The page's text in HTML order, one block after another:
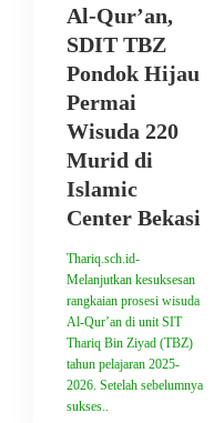
Al-Qur’an,
SDIT TBZ
Pondok Hijau
Permai
Wisuda 220
Murid di
Islamic
Center Bekasi
Thariq.sch.id-
Melanjutkan kesuksesan
rangkaian prosesi wisuda
Al-Qur’an di unit SIT
Thariq Bin Ziyad (TBZ)
tahun pelajaran 2025-
2026. Setelah sebelumnya
sukses..